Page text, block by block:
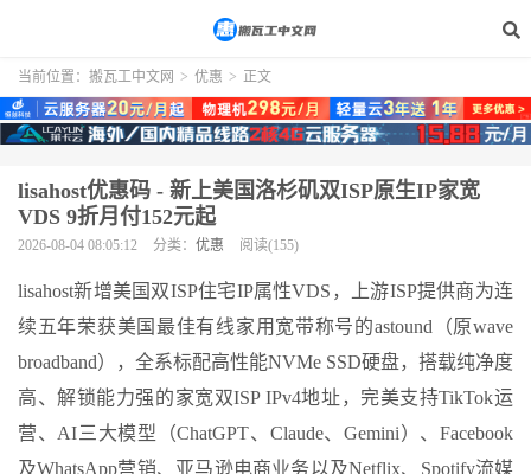
当前位置： 搬瓦工中文网 > 优惠 > 正文
lisahost优惠码 - 新上美国洛杉矶双ISP原生IP家宽
VDS 9折月付152元起
2026-08-04 08:05:12 分类： 优惠 阅读(155)
lisahost新增美国双ISP住宅IP属性VDS，上游ISP提供商为连
续五年荣获美国最佳有线家用宽带称号的astound（原wave
broadband），全系标配高性能NVMe SSD硬盘，搭载纯净度
高、解锁能力强的家宽双ISP IPv4地址，完美支持TikTok运
营、AI三大模型（ChatGPT、Claude、Gemini）、Facebook
及WhatsApp营销、亚马逊电商业务以及Netflix、Spotify流媒